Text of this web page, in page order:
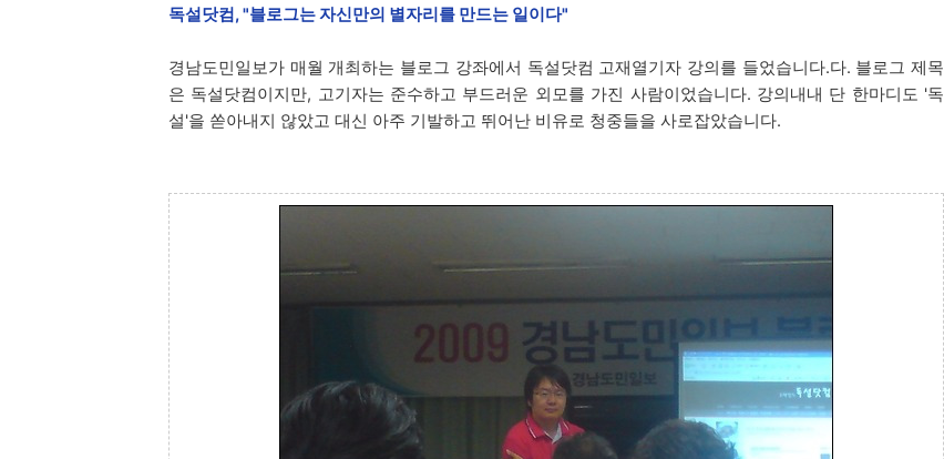
독설닷컴, "블로그는 자신만의 별자리를 만드는 일이다"
경남도민일보가 매월 개최하는 블로그 강좌에서 독설닷컴 고재열기자 강의를 들었습니다.다. 블로그 제목
은 독설닷컴이지만, 고기자는 준수하고 부드러운 외모를 가진 사람이었습니다. 강의내내 단 한마디도 '독
설'을 쏟아내지 않았고 대신 아주 기발하고 뛰어난 비유로 청중들을 사로잡았습니다.